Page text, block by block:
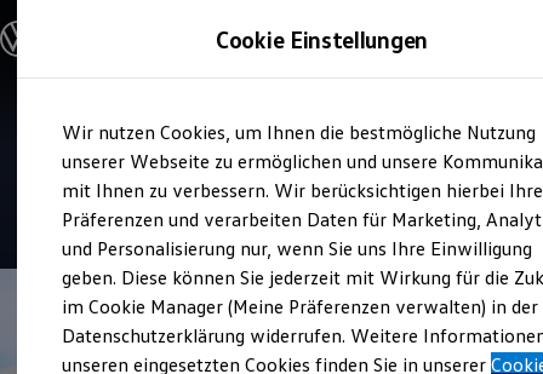
Hauptinhalt
springen
Footer
springen
Modelle und Konfigurator
Modelle vergleichen
Elektroautos
ENERGY Sondermodelle
Nutzfahrzeuge
SUV und CUV
Familienautos
Kombis
Kompaktwagen
Sportwagen
Schnell verfügbare Fahrzeuge
Angebote und Produkte
Aktuelle Angebote
Verkauf und Service
Autohaus Benno Goda
4.9| 301 Bewertungen
Cookie Einstellungen
Wir nutzen Cookies, um Ihnen die bestmögliche Nutzung
unserer Webseite zu ermöglichen und unsere
mit Ihnen zu verbessern. Wir berücksichtigen hierbei Ihre
Präferenzen und verarbeiten Daten für Marketing,
und Personalisierung nur, wenn Sie uns Ihre Einwilligung
geben. Diese können Sie jederzeit mit Wirkung für die
im Cookie Manager (Meine Präferenzen verwalten) in der
Datenschutzerklärung widerrufen. Weitere
unseren eingesetzten Cookies finden Sie in unserer